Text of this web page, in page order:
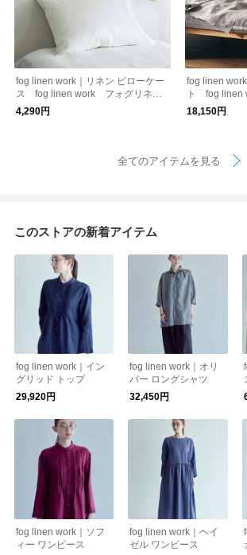
fog linen work｜リネン ピローケー
ス fog linen work フォグリネン
ワーク
4,290円
fog linen
ト fog linen
ワーク
18,150円
全てのアイテムを見る
このストアの新着アイテム
fog linen work｜イン
グリッド トップ
29,920円
fog linen work｜オリ
バー ロングシャツ
32,450円
fog linen work｜ソフ
ィー ワンピース
fog linen work｜ヘイ
ゼル ワンピース